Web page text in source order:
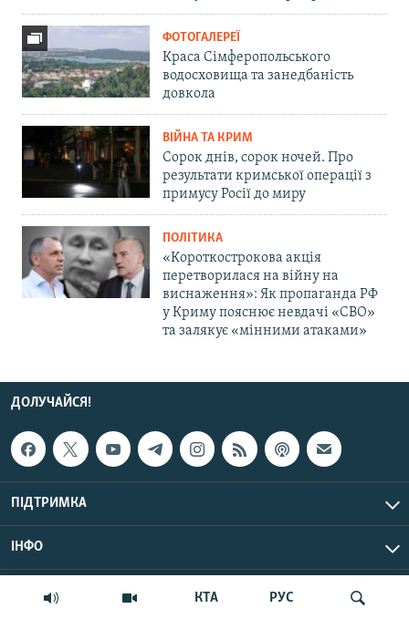
КТА РУС
ФОТОГАЛЕРЕЇ
Краса Сімферопольського
водосховища та занедбаність
довкола
ВІЙНА ТА КРИМ
Сорок днів, сорок ночей. Про
результати кримської операції з
примусу Росії до миру
ПОЛІТИКА
«Короткострокова акція
перетворилася на війну на
виснаження»: Як пропаганда РФ
у Криму пояснює невдачі «СВО»
та залякує «мінними атаками»
ДОЛУЧАЙСЯ!
ПІДТРИМКА
ІНФО
© Крим.Реалії, 2026 | Усі права застережено.